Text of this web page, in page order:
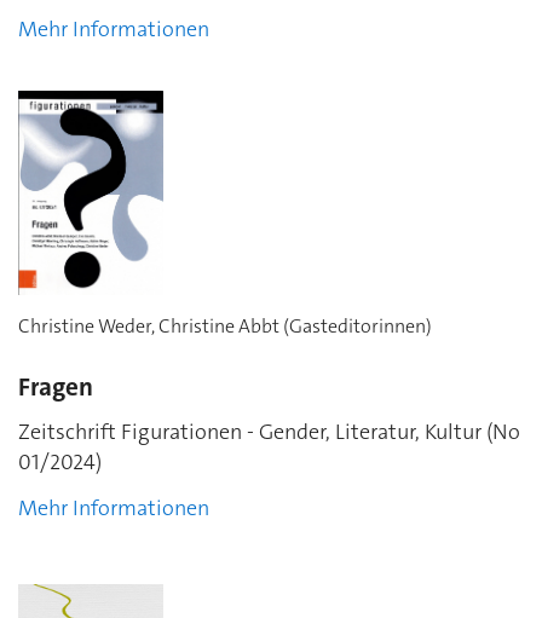
Mehr Informationen
Christine Weder, Christine Abbt (Gasteditorinnen)
Fragen
Zeitschrift Figurationen - Gender, Literatur, Kultur (No
01/2024)
Mehr Informationen